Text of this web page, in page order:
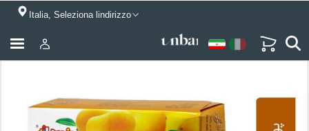
Italia, Seleziona lindirizzo